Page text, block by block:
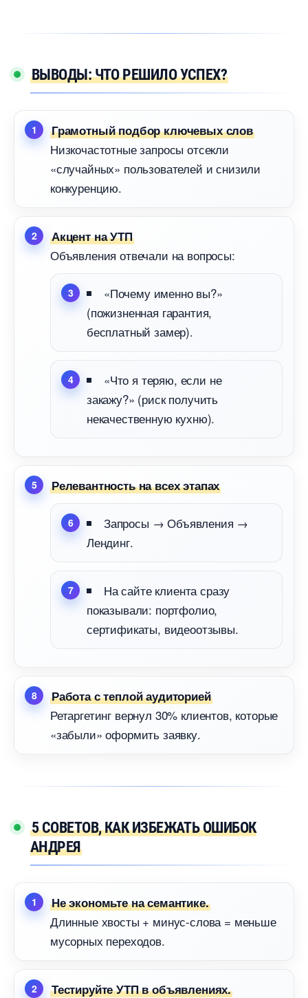
ЫВОДЫ: ЧТО РЕШИЛО УСПЕХ?
Грамотный подбор ключевых сло
Низкочастотные запросы отсекли
«случайных» пользователей и снизили
конкуренцию.
Акцент на УТП
Объявления отвечали на вопросы:
«Почему именно вы?»
(пожизненная гарантия,
есплатный замер).
«Что я теряю, если не
закажу?» (риск получить
некачественную кухню).
Релевантность на всех этапах
Запросы → Объявления →
Лендинг.
На сайте клиента сразу
показывали: портфолио,
сертификаты, видеоотзывы.
Работа с теплой аудиторией
Ретаргетинг вернул 30% клиентов, которые
«забыли» оформить заявку.
5 СОВЕТОВ, КАК ИЗБЕЖАТЬ ОШИБОК
АНДРЕЯ
Не экономьте на семантике.
Длинные хвосты + минус-слова = меньше
мусорных переходов.
Тестируйте УТП в объявлениях.